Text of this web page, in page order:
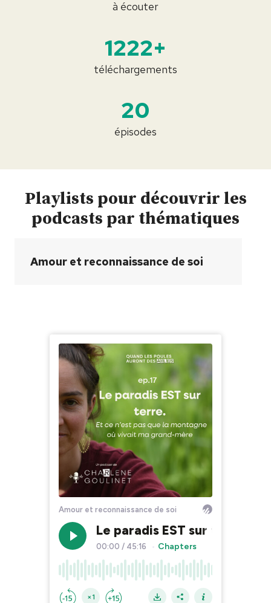
à écouter
1222+
téléchargements
20
épisodes
Playlists pour découvrir les
podcasts par thématiques
Amour et reconnaissance de soi